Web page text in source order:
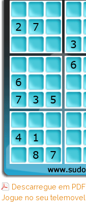
Descarregue em PDF
Jogue no seu telemovel